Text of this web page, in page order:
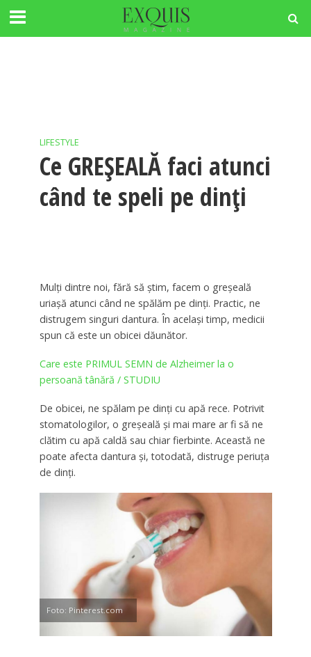
LIFESTYLE
Ce GREȘEALĂ faci atunci
când te speli pe dinţi
Mulți dintre noi, fără să știm, facem o greșeală
uriașă atunci când ne spălăm pe dinți. Practic, ne
distrugem singuri dantura. În același timp, medicii
spun că este un obicei dăunător.
Care este PRIMUL SEMN de Alzheimer la o
persoană tânără / STUDIU
De obicei, ne spălam pe dinți cu apă rece. Potrivit
stomatologilor, o greșeală și mai mare ar fi să ne
clătim cu apă caldă sau chiar fierbinte. Această ne
poate afecta dantura și, totodată, distruge periuța
de dinți.
Foto: Pinterest.com